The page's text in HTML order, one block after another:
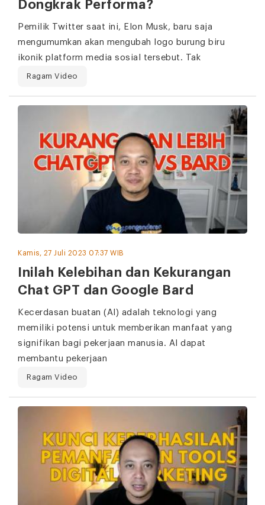
Dongkrak Performa?
Pemilik Twitter saat ini, Elon Musk, baru saja
mengumumkan akan mengubah logo burung biru
ikonik platform media sosial tersebut. Tak
Ragam Video
Kamis, 27 Juli 2023 07:37 WIB
Inilah Kelebihan dan Kekurangan
Chat GPT dan Google Bard
Kecerdasan buatan (AI) adalah teknologi yang
memiliki potensi untuk memberikan manfaat yang
signifikan bagi pekerjaan manusia. AI dapat
membantu pekerjaan
Ragam Video